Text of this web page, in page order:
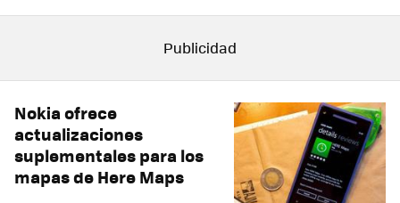
Nokia ofrece
actualizaciones
suplementales para los
mapas de Here Maps